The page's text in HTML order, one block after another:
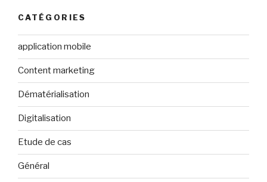
CATÉGORIES
application mobile
Content marketing
Dématérialisation
Digitalisation
Etude de cas
Général